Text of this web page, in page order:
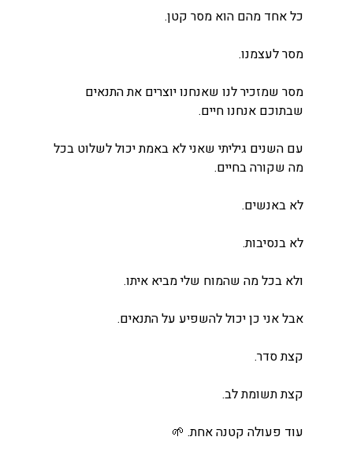
כל אחד מהם הוא מסר קטן.
מסר לעצמנו.
מסר שמזכיר לנו שאנחנו יוצרים את התנאים
שבתוכם אנחנו חיים.
עם השנים גיליתי שאני לא באמת יכול לשלוט בכל
מה שקורה בחיים.
לא באנשים.
לא בנסיבות.
ולא בכל מה שהמוח שלי מביא איתו.
אבל אני כן יכול להשפיע על התנאים.
קצת סדר.
קצת תשומת לב.
עוד פעולה קטנה אחת. 🌱